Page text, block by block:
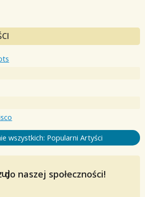
wszystkich: Popularni Artyści
do naszej społeczności!